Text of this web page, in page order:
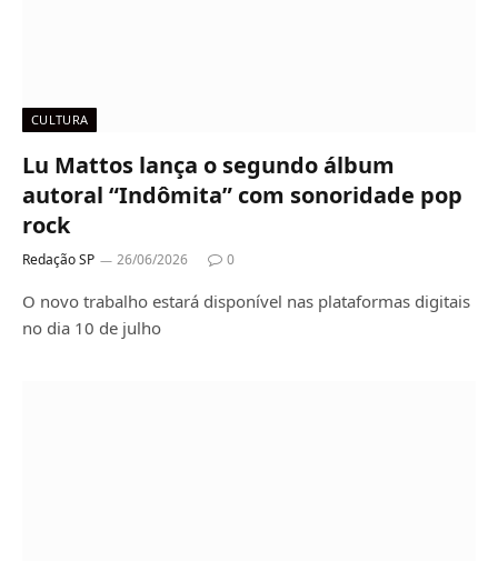
CULTURA
Lu Mattos lança o segundo álbum
autoral “Indômita” com sonoridade pop
rock
Redação SP 26/06/2026 0
O novo trabalho estará disponível nas plataformas digitais
no dia 10 de julho